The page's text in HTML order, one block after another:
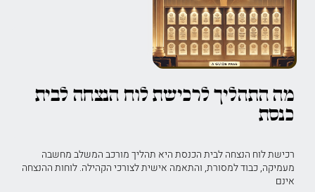
מה התהליך לרכישת לוח הנצחה לבית
כנסת
רכישת לוח הנצחה לבית הכנסת היא תהליך מורכב המשלב מחשבה
מעמיקה, כבוד למסורת, והתאמה אישית לצורכי הקהילה. לוחות ההנצחה
אינם